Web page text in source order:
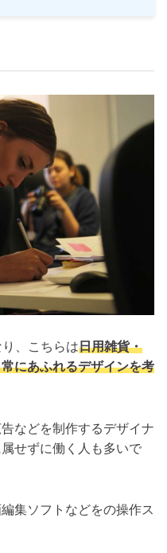
、こちらは日用雑貨・
にあふれるデザインを考
などを制作するデザイナ
せずに働く人も多いで
集ソフトなどをの操作ス